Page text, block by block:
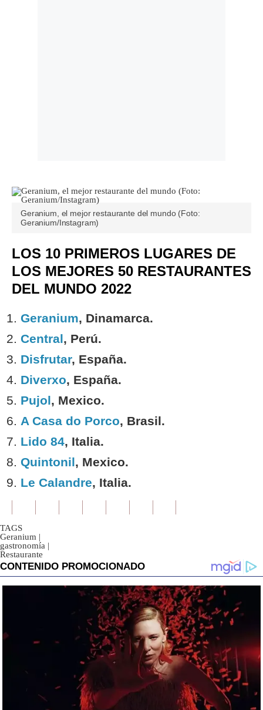
Geranium, el mejor restaurante del mundo (Foto:
Geranium/Instagram)
LOS 10 PRIMEROS LUGARES DE
LOS MEJORES 50 RESTAURANTES
DEL MUNDO 2022
Geranium, Dinamarca.
Central, Perú.
Disfrutar, España.
Diverxo, España.
Pujol, Mexico.
A Casa do Porco, Brasil.
Lido 84, Italia.
Quintonil, Mexico.
Le Calandre, Italia.
TAGS
Geranium |
gastronomía |
Restaurante